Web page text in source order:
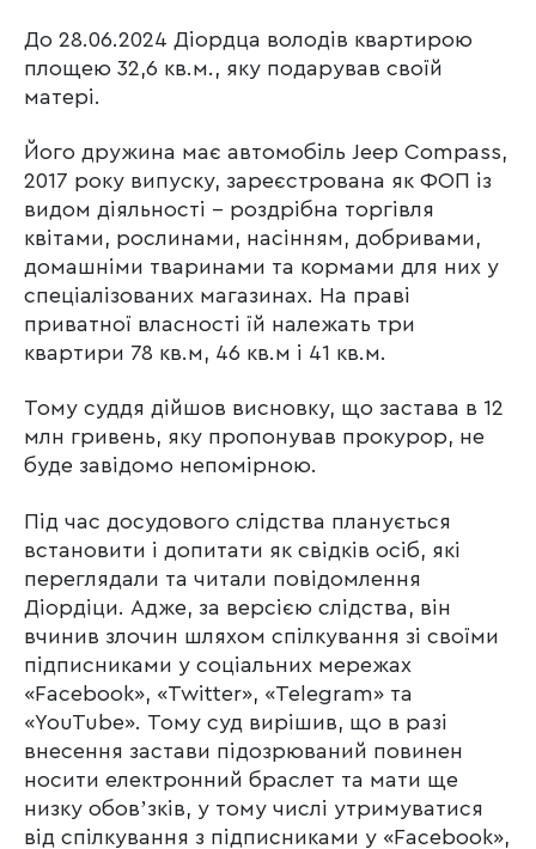
До 28.06.2024 Діордца володів квартирою
площею 32,6 кв.м., яку подарував своїй
матері.
Його дружина має автомобіль Jeep Compass,
2017 року випуску, зареєстрована як ФОП із
видом діяльності – роздрібна торгівля
квітами, рослинами, насінням, добривами,
домашніми тваринами та кормами для них у
спеціалізованих магазинах. На праві
приватної власності їй належать три
квартири 78 кв.м, 46 кв.м і 41 кв.м.
Тому суддя дійшов висновку, що застава в 12
млн гривень, яку пропонував прокурор, не
буде завідомо непомірною.
Під час досудового слідства планується
встановити і допитати як свідків осіб, які
переглядали та читали повідомлення
Діордіци. Адже, за версією слідства, він
вчинив злочин шляхом спілкування зі своїми
підписниками у соціальних мережах
«Facebook», «Twitter», «Telegram» та
«YouTube». Тому суд вирішив, що в разі
внесення застави підозрюваний повинен
носити електронний браслет та мати ще
низку обовʼзків, у тому числі утримуватися
від спілкування з підписниками у «Facebook»,